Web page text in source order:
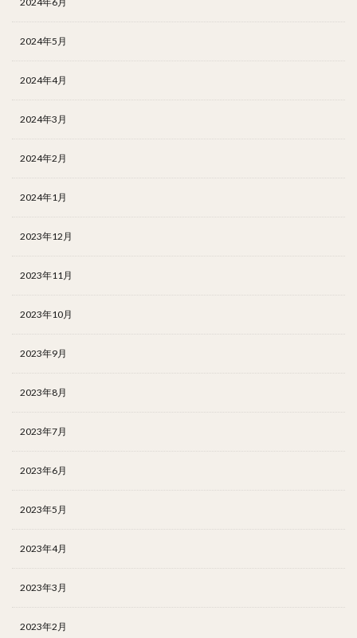
2024年5月
2024年4月
2024年3月
2024年2月
2024年1月
2023年12月
2023年11月
2023年10月
2023年9月
2023年8月
2023年7月
2023年6月
2023年5月
2023年4月
2023年3月
2023年2月